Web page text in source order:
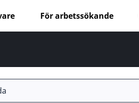
För arbetssökande